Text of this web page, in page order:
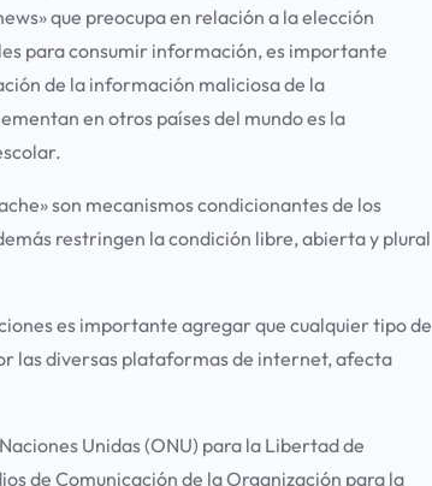
que preocupa en relación a la elección
para consumir información, es importante
de la información maliciosa de la
en otros países del mundo es la
son mecanismos condicionantes de los
restringen la condición libre, abierta y plural
es importante agregar que cualquier tipo de
las diversas plataformas de internet, afecta
Unidas (ONU) para la Libertad de
de Comunicación de la Organización para la